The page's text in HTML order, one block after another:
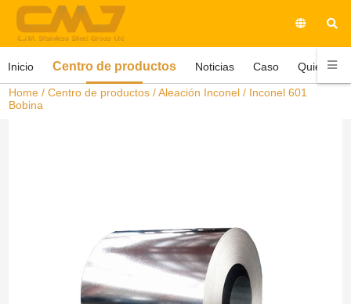
Inicio Centro de productos Noticias Caso Quiénes
Home /Centro de productos /Aleación Inconel / Inconel 601
Bobina